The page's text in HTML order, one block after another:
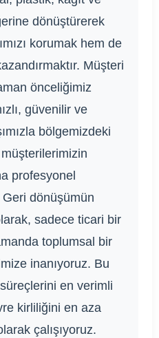
dönüştürerek
korumak hem de
Müşteri
önceliğimiz
güvenilir ve
bölgemizdeki
profesyonel
dönüşümün
sadece ticari bir
toplumsal bir
inanıyoruz. Bu
en verimli
kirliliğini en aza
çalışıyoruz.